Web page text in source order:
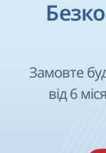
Замовте
від 6